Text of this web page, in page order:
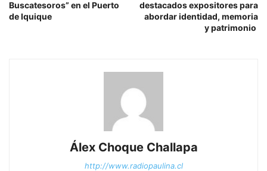
Buscatesoros” en el Puerto
de Iquique
destacados expositores para
abordar identidad, memoria
y patrimonio
Álex Choque Challapa
http://www.radiopaulina.cl